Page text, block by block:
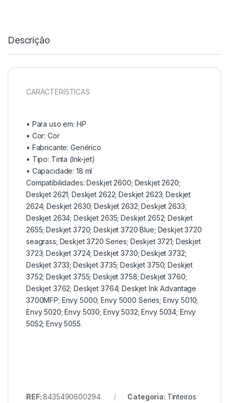
Descrição
CARACTERÍSTICAS
• Para uso em: HP
• Cor:Cor
• Fabricante: Genérico
• Tipo: Tinta (Ink-jet)
• Capacidade:18 ml
Compatibilidades: Deskjet 2600; Deskjet 2620;
Deskjet 2621; Deskjet 2622; Deskjet 2623; Deskjet
2624; Deskjet 2630; Deskjet 2632; Deskjet 2633;
Deskjet 2634; Deskjet 2635; Deskjet 2652; Deskjet
2655; Deskjet 3720; Deskjet 3720 Blue; Deskjet 3720
seagrass; Deskjet 3720 Series; Deskjet 3721; Deskjet
3723; Deskjet 3724; Deskjet 3730; Deskjet 3732;
Deskjet 3733; Deskjet 3735; Deskjet 3750; Deskjet
3752; Deskjet 3755; Deskjet 3758; Deskjet 3760;
Deskjet 3762; Deskjet 3764; Deskjet Ink Advantage
3700MFP; Envy 5000; Envy 5000 Series; Envy 5010;
Envy 5020; Envy 5030; Envy 5032; Envy 5034; Envy
5052; Envy 5055.
REF:8435490600294 Categoria: Tinteiros